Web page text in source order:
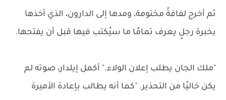
ثم أخرج لفافةً مختومة، ومدها إلى الدارون، الذي أخذها
بخبرة رجلٍ يعرف تمامًا ما سيُكتب فيها قبل أن يفتحها.
"ملك الجان يطلب إعلان الولاء." أكمل إيلدار، صوته لم
يكن خاليًا من التحذير. "كما أنه يطالب بإعادة الأميرة